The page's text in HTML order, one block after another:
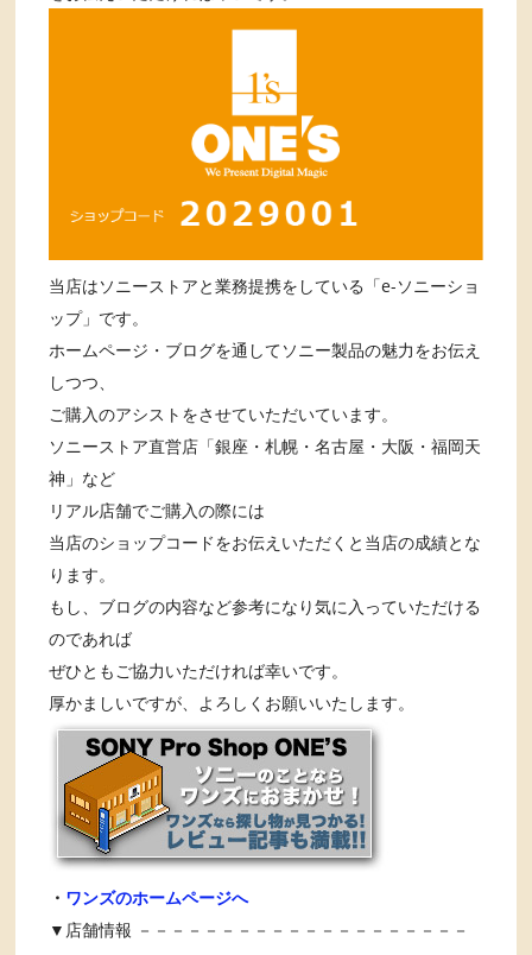
当店はソニーストアと業務提携をしている「e-ソニーショ
ップ」です。
ホームページ・ブログを通してソニー製品の魅力をお伝え
しつつ、
ご購入のアシストをさせていただいています。
ソニーストア直営店「銀座・札幌・名古屋・大阪・福岡天
神」など
リアル店舗でご購入の際には
当店のショップコードをお伝えいただくと当店の成績とな
ります。
もし、ブログの内容など参考になり気に入っていただける
のであれば
ぜひともご協力いただければ幸いです。
厚かましいですが、よろしくお願いいたします。
・ ワンズのホームページへ
▼店舗情報 －－－－－－－－－－－－－－－－－－－－